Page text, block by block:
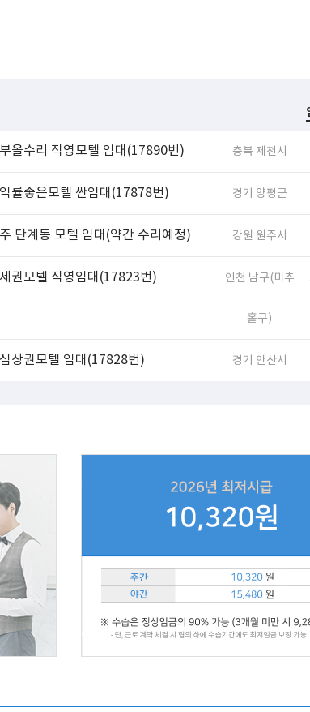
올수리 직영모텔 임대(17890번) 충북 제천시
률좋은모텔 싼임대(17878번) 경기 양평군
단계동 모텔 임대(약간 수리예정) 강원 원주시
권모텔 직영임대(17823번) 인천 남구(미추
홀구)
상권모텔 임대(17828번) 경기 안산시